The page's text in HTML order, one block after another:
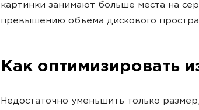
картинки занимают больше места на
превышению объема дискового
Как оптимизировать
Недостаточно уменьшить только